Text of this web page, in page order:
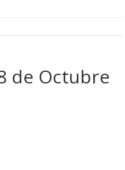
de Octubre